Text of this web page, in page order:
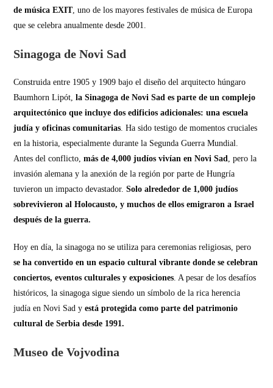
de música EXIT, uno de los mayores festivales de música de Europa
que se celebra anualmente desde 2001.
Sinagoga de Novi Sad
Construida entre 1905 y 1909 bajo el diseño del arquitecto húngaro
Baumhorn Lipót,la Sinagoga de Novi Sad es parte de un complejo
arquitectónico que incluye dos edificios adicionales: una escuela
judía y oficinas comunitarias. Ha sido testigo de momentos cruciales
en la historia, especialmente durante la Segunda Guerra Mundial.
Antes del conflicto,más de 4,000 judíos vivían en Novi Sad, pero la
invasión alemana y la anexión de la región por parte de Hungría
tuvieron un impacto devastador.Solo alrededor de 1,000 judíos
sobrevivieron al Holocausto, y muchos de ellos emigraron a Israel
después de la guerra.
Hoy en día, la sinagoga no se utiliza para ceremonias religiosas, pero
se ha convertido en un espacio cultural vibrante donde se celebran
conciertos, eventos culturales y exposiciones. A pesar de los desafíos
históricos, la sinagoga sigue siendo un símbolo de la rica herencia
judía en Novi Sad yestá protegida como parte del patrimonio
cultural de Serbia desde 1991.
Museo de Vojvodina